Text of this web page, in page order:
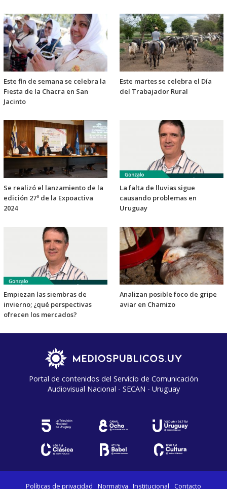
Este fin de semana se celebra la
Fiesta de la Chacra en San
Jacinto
Este martes se celebra el Día
del Trabajador Rural
Se realizó el lanzamiento de la
edición 27º de la Expoactiva
2024
La falta de lluvias sigue
causando problemas en
Uruguay
Empiezan las siembras de
invierno; ¿qué perspectivas
ofrecen los mercados?
Analizan posible foco de gripe
aviar en Chamizo
Portal de contenidos del Servicio de Comunicación
Audiovisual Nacional - SECAN - Uruguay
Políticas de privacidad Normativa Institucional Contacto